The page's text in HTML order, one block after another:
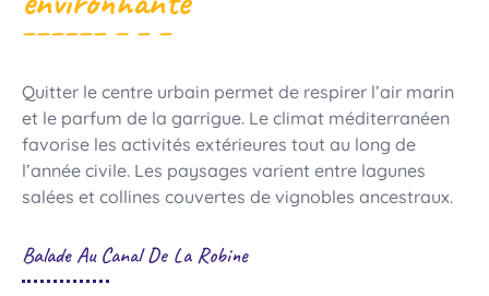
Quitter le centre urbain permet de respirer l’air marin
et le parfum de la garrigue. Le climat méditerranéen
favorise les activités extérieures tout au long de
l’année civile. Les paysages varient entre lagunes
salées et collines couvertes de vignobles ancestraux.
Balade Au Canal De La Robine